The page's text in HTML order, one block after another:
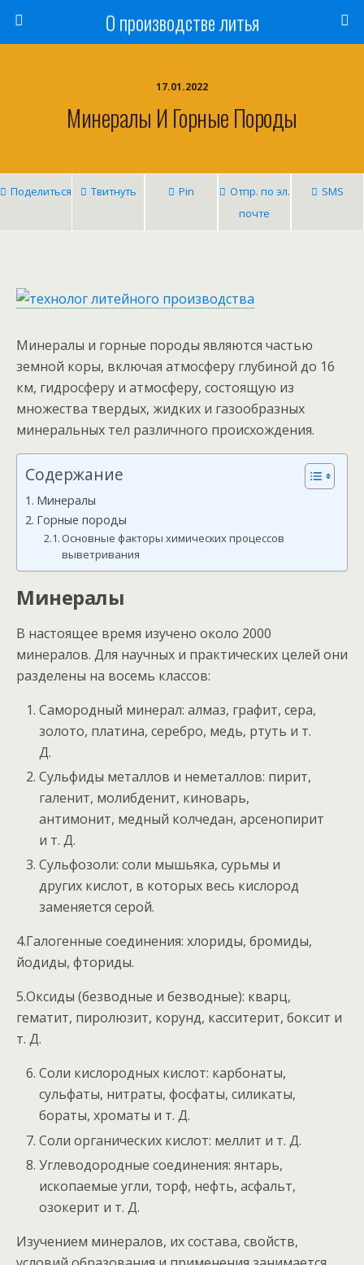
О производстве литья
17.01.2022
Минералы И Горные Породы
Поделиться Твитнуть Pin
Отпр. по эл.
почте
SMS
Минералы и горные породы являются частью
земной коры, включая атмосферу глубиной до 16
км, гидросферу и атмосферу, состоящую из
множества твердых, жидких и газообразных
минеральных тел различного происхождения.
Содержание
Минералы
Горные породы
Основные факторы химических процессов
выветривания
Минералы
В настоящее время изучено около 2000
минералов. Для научных и практических целей они
разделены на восемь классов:
Самородный минерал: алмаз, графит, сера,
золото, платина, серебро, медь, ртуть и т.
Д.
Сульфиды металлов и неметаллов: пирит,
галенит, молибденит, киноварь,
антимонит, медный колчедан, арсенопирит
и т. Д.
Сульфозоли: соли мышьяка, сурьмы и
других кислот, в которых весь кислород
заменяется серой.
4.Галогенные соединения: хлориды, бромиды,
йодиды, фториды.
5.Оксиды (безводные и безводные): кварц,
гематит, пиролюзит, корунд, касситерит, боксит и
т. Д.
Соли кислородных кислот: карбонаты,
сульфаты, нитраты, фосфаты, силикаты,
бораты, хроматы и т. Д.
Соли органических кислот: меллит и т. Д.
Углеводородные соединения: янтарь,
ископаемые угли, торф, нефть, асфальт,
озокерит и т. Д.
Изучением минералов, их состава, свойств,